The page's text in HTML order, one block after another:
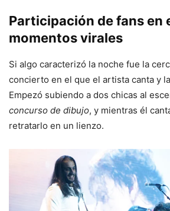
Participación de fans en
momentos virales
Si algo caracterizó la noche fue la
concierto en el que el artista canta y
Empezó subiendo a dos chicas al
concurso de dibujo, y mientras él
retratarlo en un lienzo.